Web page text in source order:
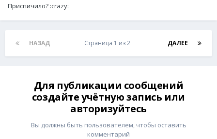
Приспичило? :crazy:
НАЗАД ДАЛЕЕ
Страница 1 из 2
Для публикации сообщений
создайте учётную запись или
авторизуйтесь
Вы должны быть пользователем, чтобы оставить
комментарий